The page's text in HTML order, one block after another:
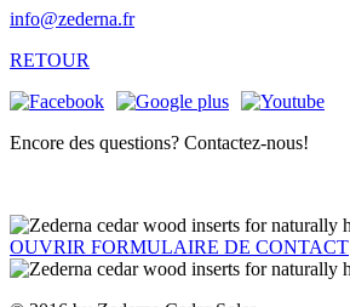
info@zederna.fr
RETOUR
Encore des questions? Contactez-nous!
OUVRIR FORMULAIRE DE CONTACT